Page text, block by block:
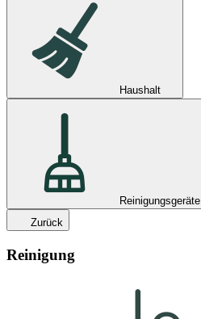
Haushalt
Reinigungsgeräte
Zurück
Reinigung